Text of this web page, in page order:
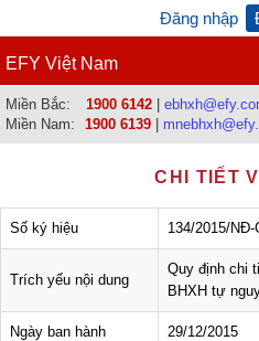
Đăng nhập
EFY Việt Nam
Miền Bắc: 1900 6142
Miền Nam:
1900 6139
CHI TIẾT
Số ký hiệu 134/2015/NĐ-
Trích yếu nội dung
Quy định chi
BHXH tự
Ngày ban hành 29/12/2015